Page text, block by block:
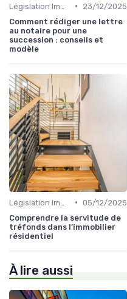
•
23/12/2025
Comment rédiger une lettre
au notaire pour une
succession : conseils et
modèle
• 05/12/2025
Comprendre la servitude de
tréfonds dans l’immobilier
résidentiel
À lire aussi